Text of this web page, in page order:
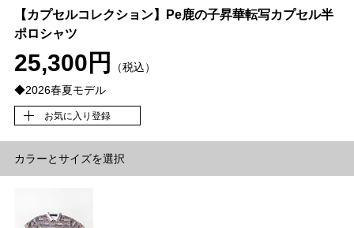
【カプセルコレクション】Pe鹿の子昇華転写カプセル半
ポロシャツ
25,300円
（税込）
◆2026春夏モデル
お気に入り登録
カラーとサイズを選択